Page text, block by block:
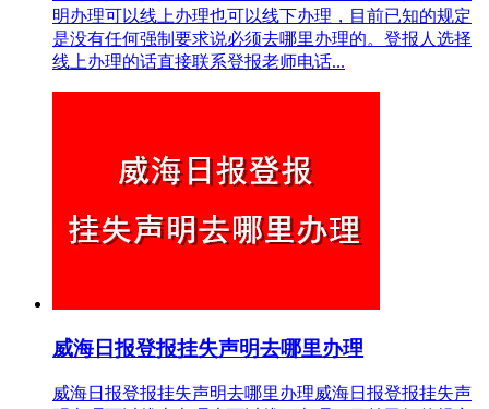
明办理可以线上办理也可以线下办理，目前已知的规定
是没有任何强制要求说必须去哪里办理的。登报人选择
线上办理的话直接联系登报老师电话...
威海日报登报挂失声明去哪里办理
威海日报登报挂失声明去哪里办理威海日报登报挂失声